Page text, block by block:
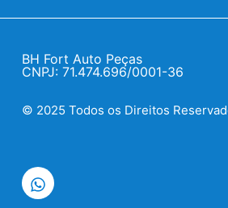
BH Fort Auto Peças
CNPJ: 71.474.696/0001-36
© 2025 Todos os Direitos